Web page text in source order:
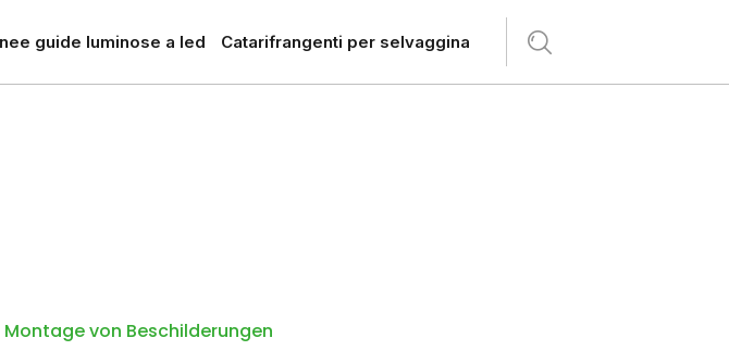
guide luminose a led Catarifrangenti per selvaggina
von Beschilderungen